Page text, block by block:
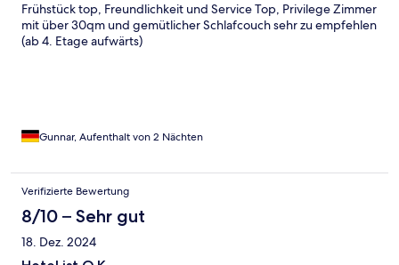
Frühstück top, Freundlichkeit und Service Top, Privilege Zimmer
mit über 30qm und gemütlicher Schlafcouch sehr zu empfehlen
(ab 4. Etage aufwärts)
Gunnar, Aufenthalt von 2 Nächten
Verifizierte Bewertung
8/10 – Sehr gut
18. Dez. 2024